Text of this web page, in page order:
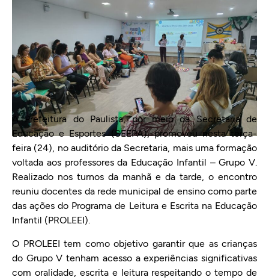
A Prefeitura do Paulista, por meio da Secretaria de
Educação e Esportes (SEEPA), promoveu nesta terça-
feira (24), no auditório da Secretaria, mais uma formação
voltada aos professores da Educação Infantil – Grupo V.
Realizado nos turnos da manhã e da tarde, o encontro
reuniu docentes da rede municipal de ensino como parte
das ações do Programa de Leitura e Escrita na Educação
Infantil (PROLEEI).
O PROLEEI tem como objetivo garantir que as crianças
do Grupo V tenham acesso a experiências significativas
com oralidade, escrita e leitura respeitando o tempo de